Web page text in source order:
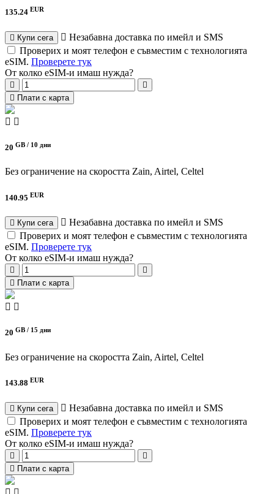
135.24 EUR
Купи сега
Незабавна доставка по имейл и SMS
Проверих и моят телефон е съвместим с технологията
eSIM. Проверете тук
От колко eSIM-и имаш нужда?
Плати с карта
20 GB / 10 дни
Без ограничение на скоростта Zain, Airtel, Celtel
140.95 EUR
Купи сега
Незабавна доставка по имейл и SMS
Проверих и моят телефон е съвместим с технологията
eSIM. Проверете тук
От колко eSIM-и имаш нужда?
Плати с карта
20 GB / 15 дни
Без ограничение на скоростта Zain, Airtel, Celtel
143.88 EUR
Купи сега
Незабавна доставка по имейл и SMS
Проверих и моят телефон е съвместим с технологията
eSIM. Проверете тук
От колко eSIM-и имаш нужда?
Плати с карта